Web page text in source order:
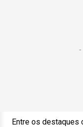
Entre os destaques